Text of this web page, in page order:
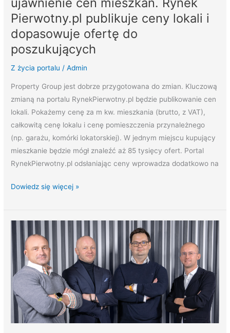
Pierwotny.pl publikuje ceny lokali i
dopasowuje ofertę do
poszukujących
Z życia portalu /Admin
Property Group jest dobrze przygotowana do zmian. Kluczową
zmianą na portalu RynekPierwotny.pl będzie publikowanie cen
lokali. Pokażemy cenę za m kw. mieszkania (brutto, z VAT),
całkowitą cenę lokalu i cenę pomieszczenia przynależnego
(np. garażu, komórki lokatorskiej). W jednym miejscu kupujący
mieszkanie będzie mógł znaleźć aż 85 tysięcy ofert. Portal
RynekPierwotny.pl odsłaniając ceny wprowadza dodatkowo na
i
dopasowuje
ofertę
poszukujących
Dowiedz się więcej »
RynekPierwotny.pl
z
nową
strategią
sięgnie
po
miliardowy
ekosystem